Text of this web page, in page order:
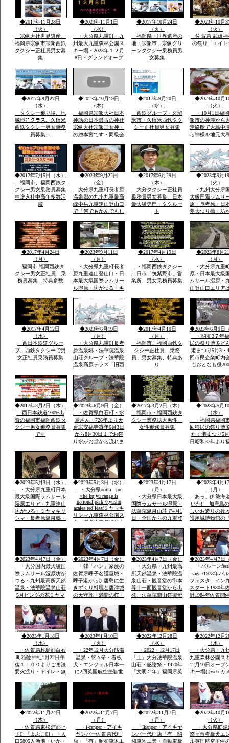
恒例「感謝祭」全国か
ら参加・法華院温泉山
されました
荘の歌「法華院
ましょう」12月
例・感謝祭でで
い歌です
◆2017年11月28日
（火）
宗像大社世界遺産、
福岡県宗像市宗像西鉄
タクシー正社員男女募
集
◆2023年11月1日
（水）
・大分県九重町・九
州最大九重森林公園ス
キー場・2023年１２月
8日・グランドオープ
で遊べる・こども広場
「パパママと子供の専
でスキー場完備」
◆2017年10月24日
（火）
福岡県・世界遺産の
地・宗像市、宗像グリ
ーンタクシー乗務員男
女募集
◆2023年10月
（火）
佐賀県 武雄神
の祭り「エイト
◆2017年9月27日
（水）
タクシー乗り場、地
域ﾄﾂﾌﾟクラス、久留米
西鉄タクシー男女乗務
員募集、
◆2023年10月19日
（木）
福岡県宗像大社日本
神話の日本最古の神社
宗像大社宗像三女神・
の総本宮です・同級会
連遺跡とお祭りに船で
行き「神宿る島」宗
像・沖ノ島関連がユネ
スコ世界遺産に登録見
て聞いてビツクリです
◆2017年9月20日
（水）
西鉄グループ・久留
米市・久留米西鉄タク
シー正社員男女募集
◆2023年10月
（火）
・10月1日福
像市の神湊から
連絡船で大島中
ら神様を地元大
地元漁師さんの
のせ神湊までそ
ご神体を宗像大
運び大島遥拝所
お宿「まなべ
◆2017年7月5日（水）
福岡市、福岡西鉄タ
クシー男女乗務員募集
中途入社中高年多数活
躍
◆2023年9月22日
（金）
大分県九重町長者原
温泉郷の九州九重最高
峰中岳九重連山登山口
で「何でもかんでもし
告・温泉豊富なエリア
で開催報告地元民のジ
ビエ料理・鹿・いのし
しのさしいれ恊力で大
変盛り上がりました
◆2017年6月29日
（木）
大分タクシー正社員
乗務員男女募集、日本
最大級専門・タクルー
ト
◆2023年9月
（火）
・九州大分県
大級国際ラムサ
原・長者原・日
夢大つり橋・坊
華院温泉山荘・
山九州最高峰中
重連山・標高・
「坊がつる賛歌
名な坊がつるキ
場
◆2017年4月24日
（月）
福岡市,福岡西鉄タ
クシー男女正社員、乗
務員募集、特典多数
◆2023年9月11日
（月）
・大分県九重町長者
原九重連山登山口・日
本最大級国際ラムサー
ル湿原・坊がつる・キ
リシマ開花。九州最高
所天然温泉・行く帰る
最低5時間前後・また
行きたい法華院温泉山
荘
◆2017年4月19日
（水）
・福岡西鉄タクシー
二日市「筑紫野市」営
業所、男女乗務員募集
◆2023年8月
（月）
・大分県九重
原・日本最大級
ムサール湿原・
山登山口エリア
暮れ雨の滝ルー
ケ池ルート・法
泉山荘の九州最
然温泉・九州最
重連山中岳ルー
◆2017年4月12日
（水）
西日本鉄道グルー
プ、西鉄タクシーで男
女正社員乗務員募集
◆2023年6月19日
（月）
・大分県九重町長者
原温泉郷・法華院温泉
山荘グループ・法華院
温泉高原テラス「旧西
ok・温泉入浴￥５０
０・併設レストラン和
洋食１０００円から２
０００・登山・研修
会・合宿全国実績多数
◆2017年4月10日
（月）
福岡市、福岡西鉄タ
クシー正社員、乗務
員、男女募集、特典あ
り
◆2023年6月9日
・昭和3７年
民の祭り博多ど
港まつり5月3・
回市民企業町内
もおとなも役
出し練り歩きま
に踊り本舞台・
加で運営再開発
バンの街で
◆2017年3月2日（木）
西日本鉄道100%出
資の福岡市福岡西鉄タ
クシー男女乗務員募集
です
◆2023年6月9日（金）
・佐賀県白石町・水
堂さん・726年より天
台宗安福寺毎年6月3日
から8月30日までお祭
り水がお堂から流れま
に顔つきがちがう飲む
とよくなる水です「体
の調子が悪い人は飲ま
ないこと」
◆2017年3月2日（木）
福岡市・福岡西鉄タ
クシー業務拡大男性、
女性乗務員募集
◆2023年5月
（水）
・福岡県福岡
回移民の祭り博
たく港まつり5
日昭和37年より
内に踊り本舞台
民企業総参加こ
人も企業も約
参加「しゃもじ
を出し参加
◆2023年5月3日（水）
・大分県九重町日本
最大級国際ラムサール
湿原エリア・九重連山
坊がつる・ミヤマキリ
シマ・長者原温泉郷・
公園スキー場・毎年12
月末の「天空の大花火
大会」２０００ｍ級の
冬の山々空に花火・・
◆2023年5月3日（水）
・大分県ooita pre
/the kujyu range is
national park /kyushu
azalea red leaafミヤマキ
リシマ九重森林公園ス
キー場名物毎年12月大
花火
◆2023年4月17日
（月）
・大分県日本最大級
国際ラムサール湿原・
法華院温泉山荘で4月1
日・全国からの九重登
開山祭と夜は九重町白
鳥神社の夜神楽の舞が
奉納当日夜「日本100
名山」を達制したスズ
キさんが拍手でした
◆2023年4月
（月）
あっ、伊勢海
いた!! 加唐島
しいお造りの数
護屋城博物館の
目、唐津城
◆2023年4月7日（金）
・大分国内最大級国
際ラムサール湿原坊が
つる・九州最高所天然
温泉・法華院温泉山荘
5月ピンクの花ミヤマ
山赤ピンク色に染ま
る・九重森林公園スキ
ー場ママと遊べる子供
専用広場・名物天空の
花火
◆2023年4月7日（金）
・韓「ハン」家族の
佐賀県呼子名護屋城・
呼子港から加唐島に生
きずくり料理と唐津城
の天守郭・満開の桜・
お刺身は・伊勢エビ・
ヒラメ・鯛・アワビ・
海老・身が動いた刺
身・焼き物・おいしか
つた
◆2023年4月7日（金）
・大分県・九州最高
所天然温泉・法華院温
泉山荘・観音堂の御本
尊十一面観音堂から出
発、法華院開山祭柴燈
ました全国からの登山
者の無事安寧を祈願す
る天気よく多数参加さ
れました
◆2023年4月7日
・バルーン
saga /1978年バ
フェスタ イン
スタート1980年
野1984年佐賀開
1984年世界大
◆2023年1月18日
（水）
・佐賀県杵島郡白石
町稲佐神社1月22日午
後１：００よりごま法
要火渡り・トイレ・無
大分県九重森林公園ス
キー場・日本一夢大吊
橋・ラムサール湿原坊
がつる・九州最高所天
然温泉法華院
◆2023年1月10日
（火）
・22年12月大分筋湯
温泉・悠々帝・看板
犬・エンジェル日本一
に2回英国航空主催世
ｓ://chinanews.jp・中
国経済新聞web版日本
載
◆2022年12月28日
（水）
・2022・12月17日
「土」大分法華院温泉
山荘・感謝祭・1470年
「文明２年」福岡県英
「現」弘蔵岳久・自然
を守り・九州最高所天
然温泉・場内には観音
堂も・国立公園ラムサ
ール湿原内
◆2022年12月
（水）
・大分県・九
九重森林公園ス
12月10日オープ
キー場はweb カ
岡市からスキー
バスＯＫ・JR
豊後森駅前・高
インターバス停
す
◆2022年11月24日
（木）
・佐賀県東松浦郡呼
子町「よぶこ町」・人
口5805人漁港・いか・
◆2022年11月7日
（月）
・i-canper・アイキ
ヤンパー佐賀県代理
店・「有」昭和車体工
◆2022年11月7日
（月）
・Ikanper・アイキヤ
ンパー代理店「有」昭
和車体工業・自動車板
◆2022年10月
（火）
・大分県筋湯
悠々帝看板犬エ
ル英国航空主催